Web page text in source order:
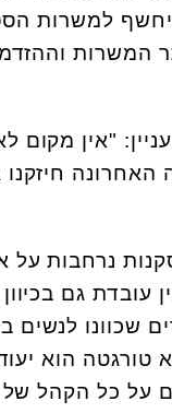
למשרות
המשרות
"אין מקום
האחרונה
נרחבות על
גם
שכוונו לנשים
הוא
על כל הקהל